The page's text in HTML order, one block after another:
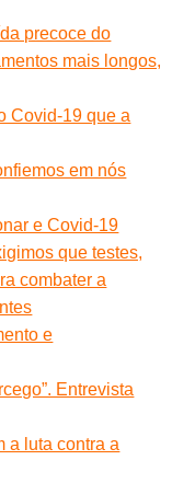
precoce do
mais longos,
Covid-19 que a
em nós
e Covid-19
que testes,
combater a
e
Entrevista
a luta contra a